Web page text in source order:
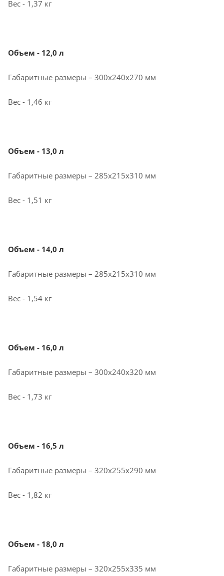
Вес - 1,37 кг
Объем - 12,0 л
Габаритные размеры – 300х240х270 мм
Вес - 1,46 кг
Объем - 13,0 л
Габаритные размеры – 285х215х310 мм
Вес - 1,51 кг
Объем - 14,0 л
Габаритные размеры – 285х215х310 мм
Вес - 1,54 кг
Объем - 16,0 л
Габаритные размеры – 300х240х320 мм
Вес - 1,73 кг
Объем - 16,5 л
Габаритные размеры – 320х255х290 мм
Вес - 1,82 кг
Объем - 18,0 л
Габаритные размеры – 320х255х335 мм